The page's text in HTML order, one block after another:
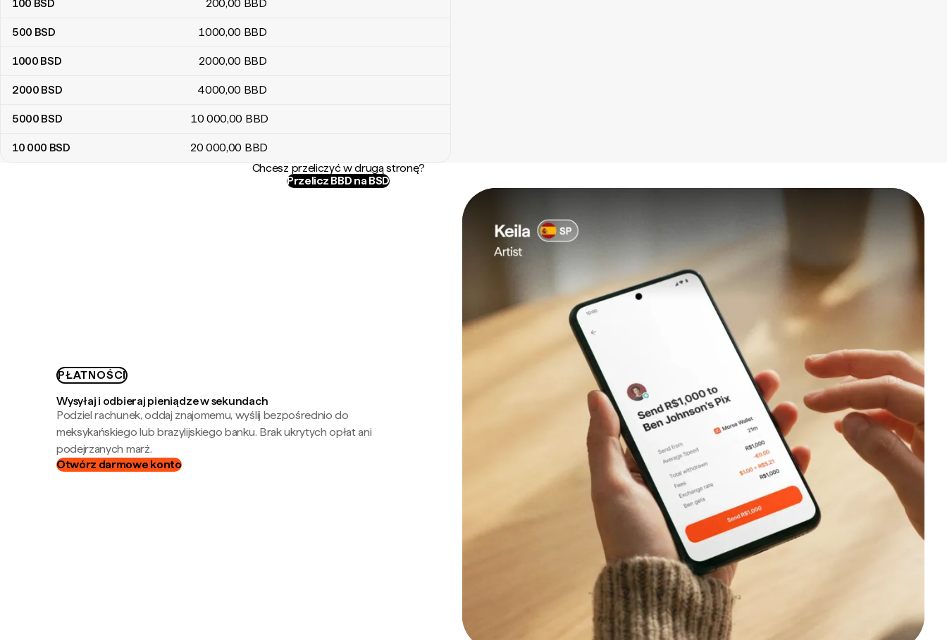
100 BSD 200,00 BBD
500 BSD 1000,00 BBD
1000 BSD 2000,00 BBD
2000 BSD 4000,00 BBD
5000 BSD 10 000,00 BBD
10 000 BSD 20 000,00 BBD
Chcesz przeliczyć w drugą stronę?
Przelicz BBD na BSD
PŁATNOŚCI
Wysyłaj i odbieraj pieniądze w sekundach
Podziel rachunek, oddaj znajomemu, wyślij bezpośrednio do
meksykańskiego lub brazylijskiego banku. Brak ukrytych opłat ani
podejrzanych marż.
Otwórz darmowe konto